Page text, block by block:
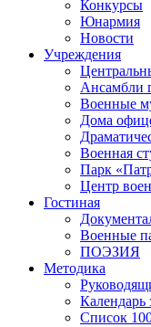
Конкурсы
Юнармия
Новости
Учреждения
Ансамбли
Военные
Дома
Военная
Парк
Центр
Гостиная
Военные
ПОЭЗИЯ
Методика
Календарь
Список